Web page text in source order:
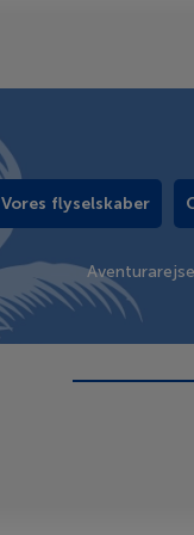
Vores flyselskaber